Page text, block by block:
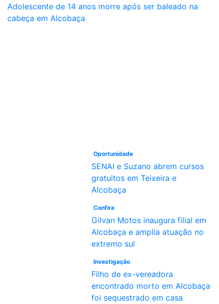
Adolescente de 14 anos morre após ser baleado na
cabeça em Alcobaça
Oportunidade
SENAI e Suzano abrem cursos
gratuitos em Teixeira e
Alcobaça
Confira
Gilvan Motos inaugura filial em
Alcobaça e amplia atuação no
extremo sul
Investigação
Filho de ex-vereadora
encontrado morto em Alcobaça
foi sequestrado em casa